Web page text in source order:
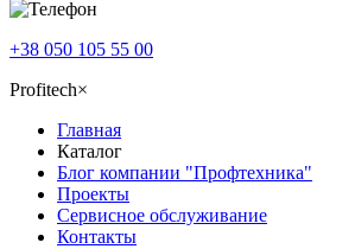
+38 050 105 55 00
Profitech×
Главная
Каталог
Блог компании "Профтехника"
Проекты
Сервисное обслуживание
Контакты